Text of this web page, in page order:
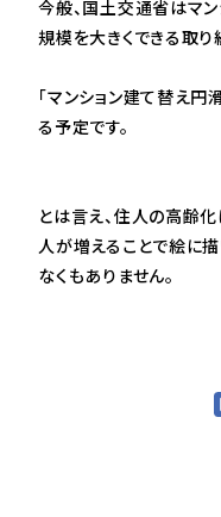
今般、国土交通省はマ
規模を大きくできる取
「マンション建て替え
る予定です。
とは言え、住人の高齢
人が増えることで絵に
なくもありません。